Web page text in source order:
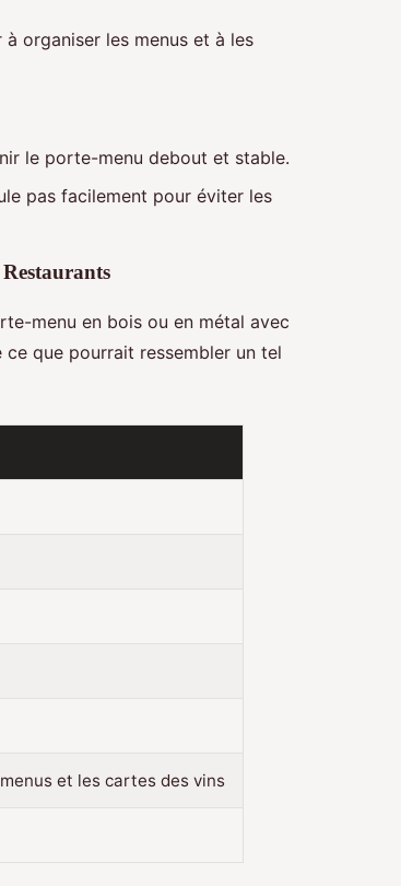
organiser les menus et à les
le porte-menu debout et stable.
pas facilement pour éviter les
menu en bois ou en métal avec
que pourrait ressembler un tel
et les cartes des vins